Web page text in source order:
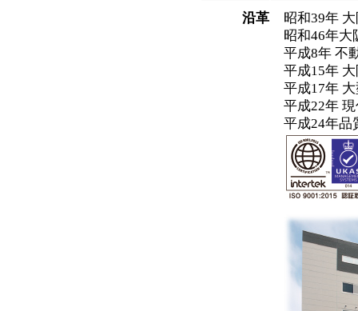
沿革
昭和39年
昭和46年大
平成8年 不
平成15年
平成17年
平成22年
平成24年品